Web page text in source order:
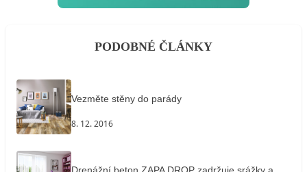
PODOBNÉ ČLÁNKY
Vezměte stěny do parády
8. 12. 2016